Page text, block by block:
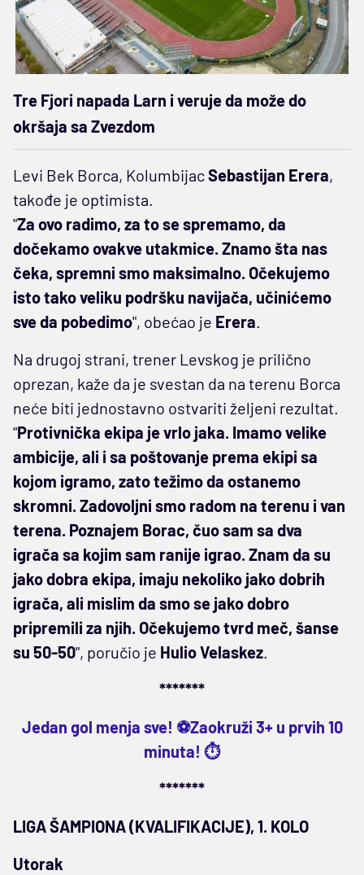
Tre Fjori napada Larn i veruje da može do
okršaja sa Zvezdom
Levi Bek Borca, KolumbijacSebastijan Erera,
takođe je optimista.
"Za ovo radimo, za to se spremamo, da
dočekamo ovakve utakmice. Znamo šta nas
čeka, spremni smo maksimalno. Očekujemo
isto tako veliku podršku navijača, učinićemo
sve da pobedimo", obećao je Erera.
Na drugoj strani, trener Levskog je prilično
oprezan, kaže da je svestan da na terenu Borca
neće biti jednostavno ostvariti željeni rezultat.
"Protivnička ekipa je vrlo jaka. Imamo velike
ambicije, ali i sa poštovanje prema ekipi sa
kojom igramo, zato težimo da ostanemo
skromni. Zadovoljni smo radom na terenu i van
terena. Poznajem Borac, čuo sam sa dva
igrača sa kojim sam ranije igrao. Znam da su
jako dobra ekipa, imaju nekoliko jako dobrih
igrača, ali mislim da smo se jako dobro
pripremili za njih. Očekujemo tvrd meč, šanse
su 50-50", poručio je Hulio Velaskez.
*******
Jedan gol menja sve! ⚽Zaokruži 3+ u prvih 10
minuta! ⏱️
*******
LIGA ŠAMPIONA (KVALIFIKACIJE), 1. KOLO
Utorak